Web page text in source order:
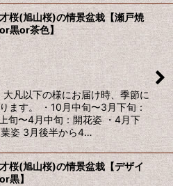
桜(旭山桜)の情景盆栽【瀬戸焼
黒or茶色】
凡以下の様にお届け時、季節に
ます。 ・10月中旬〜3月下旬：
旬〜4月中旬：開花姿 ・4月下
姿 3月後半から4…
桜(旭山桜)の情景盆栽【デザイ
黒】